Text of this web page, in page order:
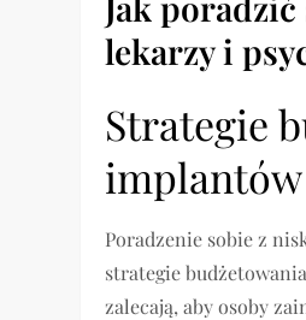
lekarzy i
Strategie
implantów
Poradzenie sobie z
strategie
zalecają, aby osoby